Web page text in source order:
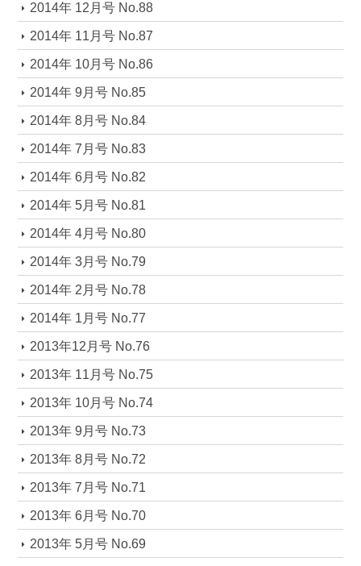
2014年 12月号 No.88
2014年 11月号 No.87
2014年 10月号 No.86
2014年 9月号 No.85
2014年 8月号 No.84
2014年 7月号 No.83
2014年 6月号 No.82
2014年 5月号 No.81
2014年 4月号 No.80
2014年 3月号 No.79
2014年 2月号 No.78
2014年 1月号 No.77
2013年12月号 No.76
2013年 11月号 No.75
2013年 10月号 No.74
2013年 9月号 No.73
2013年 8月号 No.72
2013年 7月号 No.71
2013年 6月号 No.70
2013年 5月号 No.69